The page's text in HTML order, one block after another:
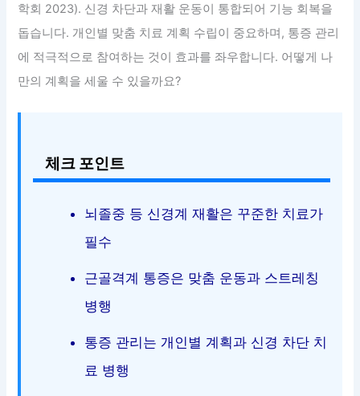
학회 2023). 신경 차단과 재활 운동이 통합되어 기능 회복을
돕습니다. 개인별 맞춤 치료 계획 수립이 중요하며, 통증 관리
에 적극적으로 참여하는 것이 효과를 좌우합니다. 어떻게 나
만의 계획을 세울 수 있을까요?
체크 포인트
뇌졸중 등 신경계 재활은 꾸준한 치료가
필수
근골격계 통증은 맞춤 운동과 스트레칭
병행
통증 관리는 개인별 계획과 신경 차단 치
료 병행